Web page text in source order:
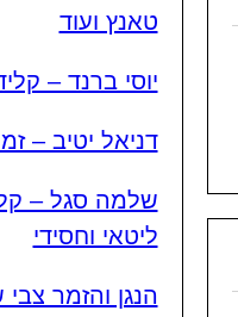
טאנץ ועוד
יוסי ברנד –
דניאל יטיב –
שלמה סגל –
ליטאי וחסידי
הנגן והזמר צבי